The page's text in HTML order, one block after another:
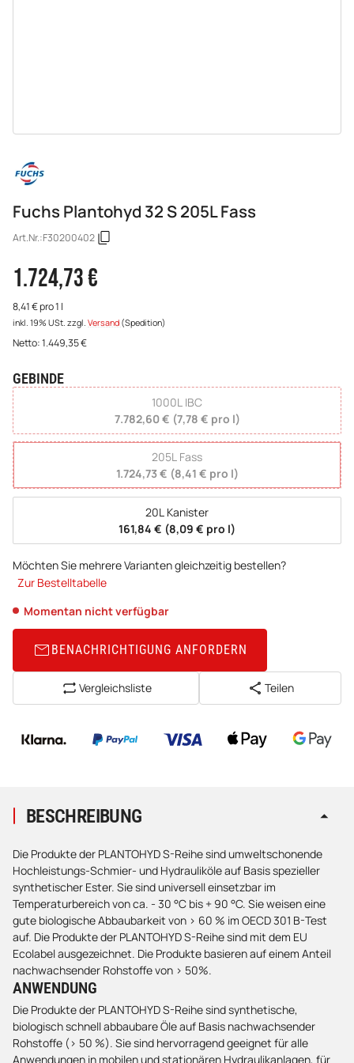
Fuchs Plantohyd 32 S 205L Fass
Art.Nr.:F30200402
1.724,73 €
8,41 € pro 1 l
inkl. 19% USt. zzgl. Versand (Spedition)
Netto:1.449,35€
GEBINDE
wählen
1000L IBC
7.782,60 € (7,78 € pro l)
205L Fass
1.724,73 € (8,41 € pro l)
20L Kanister
161,84 € (8,09 € pro l)
Möchten Sie mehrere Varianten gleichzeitig bestellen?
Zur Bestelltabelle
Momentan nicht verfügbar
BENACHRICHTIGUNG ANFORDERN
Vergleichsliste Teilen
BESCHREIBUNG
Die Produkte der PLANTOHYD S-Reihe sind umweltschonende
Hochleistungs-Schmier- und Hydrauliköle auf Basis spezieller
synthetischer Ester. Sie sind universell einsetzbar im
Temperaturbereich von ca. - 30 °C bis + 90 °C. Sie weisen eine
gute biologische Abbaubarkeit von > 60 % im OECD 301 B-Test
auf. Die Produkte der PLANTOHYD S-Reihe sind mit dem EU
Ecolabel ausgezeichnet. Die Produkte basieren auf einem Anteil
nachwachsender Rohstoffe von > 50%.
ANWENDUNG
Die Produkte der PLANTOHYD S-Reihe sind synthetische,
biologisch schnell abbaubare Öle auf Basis nachwachsender
Rohstoffe (> 50 %). Sie sind hervorragend geeignet für alle
Anwendungen in mobilen und stationären Hydraulikanlagen, für